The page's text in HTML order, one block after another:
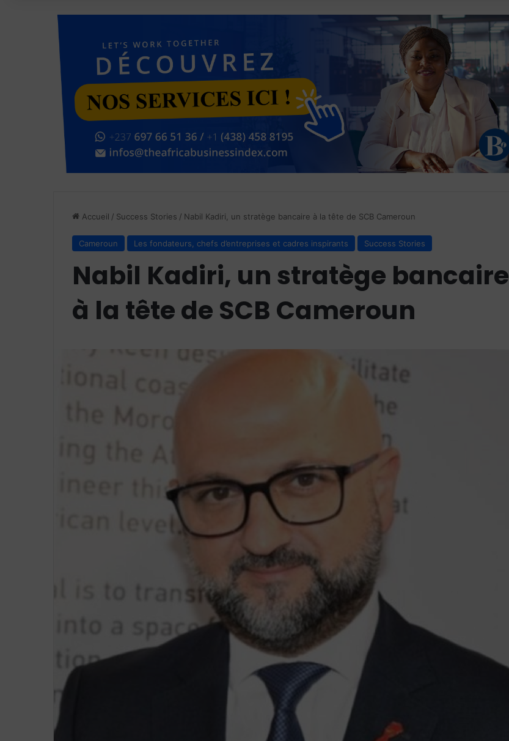
Accueil / Success Stories / Nabil Kadiri, un stratège bancaire à la tête de SCB Cameroun
Cameroun Les fondateurs, chefs d’entreprises et cadres inspirants Success Stories
Nabil Kadiri, un stratège bancaire
à la tête de SCB Cameroun